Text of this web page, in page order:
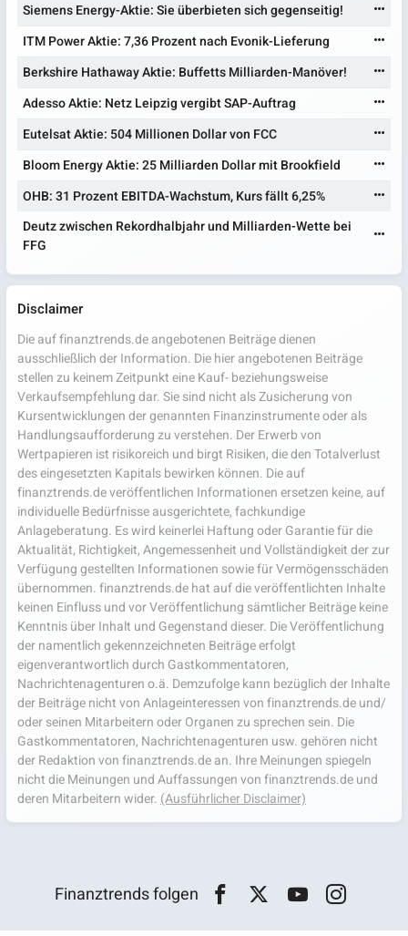
Siemens Energy-Aktie: Sie überbieten sich gegenseitig!
ITM Power Aktie: 7,36 Prozent nach Evonik-Lieferung
Berkshire Hathaway Aktie: Buffetts Milliarden-Manöver!
Adesso Aktie: Netz Leipzig vergibt SAP-Auftrag
Eutelsat Aktie: 504 Millionen Dollar von FCC
Bloom Energy Aktie: 25 Milliarden Dollar mit Brookfield
OHB: 31 Prozent EBITDA-Wachstum, Kurs fällt 6,25%
Deutz zwischen Rekordhalbjahr und Milliarden-Wette bei
FFG
Disclaimer
Die auf finanztrends.de angebotenen Beiträge dienen
ausschließlich der Information. Die hier angebotenen Beiträge
stellen zu keinem Zeitpunkt eine Kauf- beziehungsweise
Verkaufsempfehlung dar. Sie sind nicht als Zusicherung von
Kursentwicklungen der genannten Finanzinstrumente oder als
Handlungsaufforderung zu verstehen. Der Erwerb von
Wertpapieren ist risikoreich und birgt Risiken, die den Totalverlust
des eingesetzten Kapitals bewirken können. Die auf
finanztrends.de veröffentlichen Informationen ersetzen keine, auf
individuelle Bedürfnisse ausgerichtete, fachkundige
Anlageberatung. Es wird keinerlei Haftung oder Garantie für die
Aktualität, Richtigkeit, Angemessenheit und Vollständigkeit der zur
Verfügung gestellten Informationen sowie für Vermögensschäden
übernommen. finanztrends.de hat auf die veröffentlichten Inhalte
keinen Einfluss und vor Veröffentlichung sämtlicher Beiträge keine
Kenntnis über Inhalt und Gegenstand dieser. Die Veröffentlichung
der namentlich gekennzeichneten Beiträge erfolgt
eigenverantwortlich durch Gastkommentatoren,
Nachrichtenagenturen o.ä. Demzufolge kann bezüglich der Inhalte
der Beiträge nicht von Anlageinteressen von finanztrends.de und/
oder seinen Mitarbeitern oder Organen zu sprechen sein. Die
Gastkommentatoren, Nachrichtenagenturen usw. gehören nicht
der Redaktion von finanztrends.de an. Ihre Meinungen spiegeln
nicht die Meinungen und Auffassungen von finanztrends.de und
deren Mitarbeitern wider. (Ausführlicher Disclaimer)
Finanztrends folgen